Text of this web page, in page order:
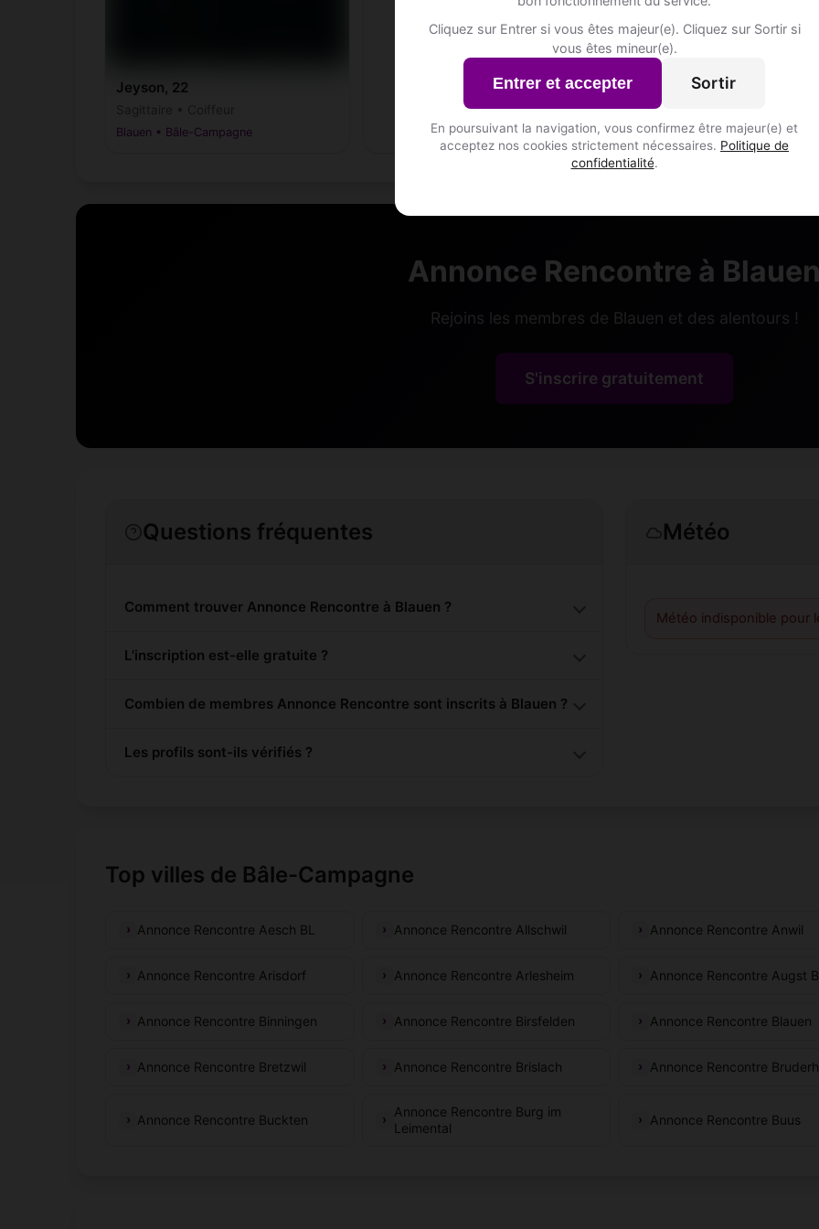
Cliquez sur Entrer si vous êtes majeur(e). Cliquez sur Sortir si
vous êtes mineur(e).
Entrer et accepter Sortir
En poursuivant la navigation, vous confirmez être majeur(e) et
acceptez nos cookies strictement nécessaires. Politique de
confidentialité.
Jeyson, 22
Blauen • Bâle-Campagne
Blauen • Bâle-Campagne
Annonce Rencontre à
Rejoins les membres de Blauen et des alentours !
S'inscrire gratuitement
Questions fréquentes
Comment trouver Annonce Rencontre à Blauen ?
L'inscription est-elle gratuite ?
Combien de membres Annonce Rencontre sont inscrits à Blauen ?
Les profils sont-ils vérifiés ?
Météo
Météo indisponible pour
Top villes de Bâle-Campagne
Annonce Rencontre Aesch BL Annonce Rencontre Allschwil Annonce Rencontre Anwil
Annonce Rencontre Arisdorf Annonce Rencontre Arlesheim Annonce Rencontre Augst
Annonce Rencontre Binningen Annonce Rencontre Birsfelden Annonce Rencontre Blauen
Annonce Rencontre Bretzwil Annonce Rencontre Brislach Annonce Rencontre
Annonce Rencontre Buckten
Annonce Rencontre Burg im
Leimental
Annonce Rencontre Buus